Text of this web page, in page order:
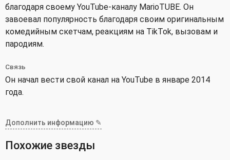
благодаря своему YouTube-каналу MarioTUBE. Он
завоевал популярность благодаря своим оригинальным
комедийным скетчам, реакциям на TikTok, вызовам и
пародиям.
Связь
Он начал вести свой канал на YouTube в январе 2014
года.
Дополнить информацию ✎
Похожие звезды